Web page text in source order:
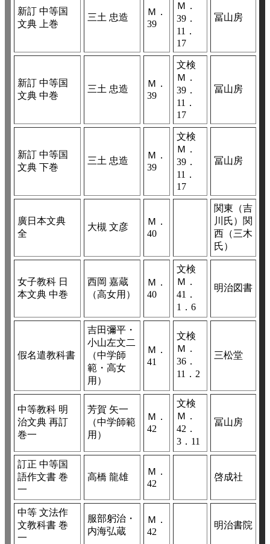
新訂 中等国
文典 上巻
三土 忠造
Ｍ．
39
Ｍ．
39．
11．
17
冨山房
新訂 中等国
文典 中巻
三土 忠造
Ｍ．
39
文検
Ｍ．
39．
11．
17
冨山房
新訂 中等国
文典 下巻
三土 忠造
Ｍ．
39
文検
Ｍ．
39．
11．
17
冨山房
廣日本文典
全
大槻 文彦
Ｍ．
40
関東（吉
川氏）関
西（三木
氏）
女子教科 日
本文典 中巻
西岡 嘉蔵
（高女用）
Ｍ．
40
文検
Ｍ．
41．
1．6
明治図書
假名遣教科書
吉田彌平・
小山左文二
（中学師
範・高女
用）
Ｍ．
41
文検
Ｍ．
36．
11．2
三松堂
中等教科 明
治文典 再訂
巻一
芳賀 矢一
（中学師範
用）
Ｍ．
42
文検
Ｍ．
42．
3．11
冨山房
訂正 中等国
語作文書 巻
一
高橋 龍雄
Ｍ．
42
啓成社
中等 文法作
文教科書 巻
一
服部躬治・
内海弘蔵
Ｍ．
42
明治書院